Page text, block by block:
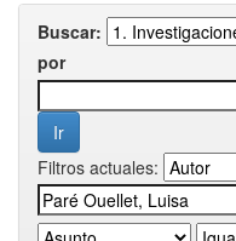
Buscar:
por
Filtros actuales: